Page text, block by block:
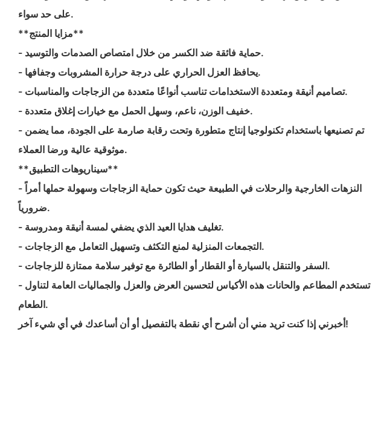
على حد سواء.
**مزايا المنتج**
- حماية فائقة ضد الكسر من خلال امتصاص الصدمات والتوسيد.
- يحافظ العزل الحراري على درجة حرارة المشروبات وجفافها.
- تصاميم أنيقة ومتعددة الاستخدامات تناسب أنواعًا متعددة من الزجاجات والمناسبات.
- خفيف الوزن، ناعم، وسهل الحمل مع خيارات إغلاق متعددة.
- تم تصنيعها باستخدام تكنولوجيا إنتاج متطورة وتحت رقابة صارمة على الجودة، مما يضمن
موثوقية عالية ورضا العملاء.
**سيناريوهات التطبيق**
- النزهات الخارجية والرحلات في الطبيعة حيث تكون حماية الزجاجات وسهولة حملها أمراً
ضرورياً.
- تغليف هدايا العيد الذي يضفي لمسة أنيقة ومدروسة.
- التجمعات المنزلية لمنع التكثف وتسهيل التعامل مع الزجاجات.
- السفر والتنقل بالسيارة أو القطار أو الطائرة مع توفير سلامة ممتازة للزجاجات.
- تستخدم المطاعم والحانات هذه الأكياس لتحسين العرض والعزل والجماليات العامة لتناول
الطعام.
أخبرني إذا كنت تريد مني أن أشرح أي نقطة بالتفصيل أو أن أساعدك في أي شيء آخر!